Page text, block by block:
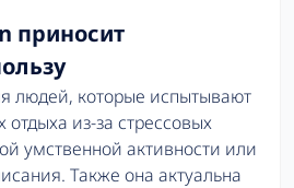
приносит
людей, которые испытывают
из-за стрессовых
умственной активности или
Также она актуальна